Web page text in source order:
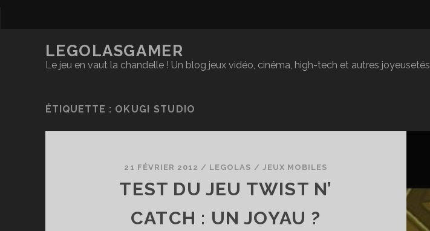
LEGOLASGAMER
Le jeu en vaut la chandelle ! Un blog jeux vidéo, cinéma, high-tech et autres joyeusetés
ÉTIQUETTE : OKUGI STUDIO
21 FÉVRIER 2012 / LEGOLAS / JEUX MOBILES
TEST DU JEU TWIST N’
CATCH : UN JOYAU ?